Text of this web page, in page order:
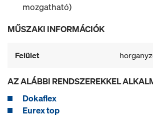
mozgatható)
MŰSZAKI INFORMÁCIÓK
Felület
AZ ALÁBBI RENDSZEREKKEL
Dokaflex
Eurex top